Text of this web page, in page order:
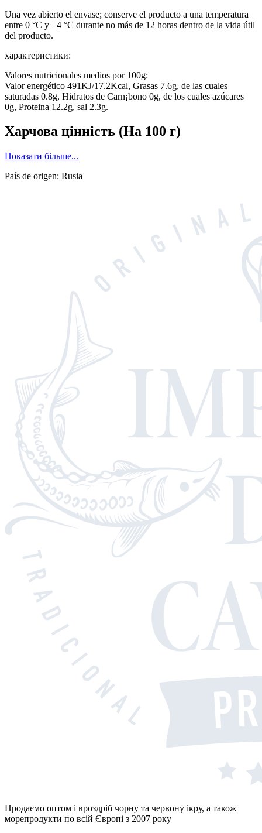
Una vez abierto el envase; conserve el producto a una temperatura
entre 0 °C y +4 °C durante no más de 12 horas dentro de la vida útil
del producto.
характеристики:
Valores nutricionales medios por 100g:
Valor energético 491KJ/17.2Kcal, Grasas 7.6g, de las cuales
saturadas 0.8g, Hidratos de Carn¡bono 0g, de los cuales azúcares
0g, Proteina 12.2g, sal 2.3g.
Харчова цінність (На 100 г)
Показати більше...
País de origen: Rusia
Продаємо оптом і вроздріб чорну та червону ікру, а також
морепродукти по всій Європі з 2007 року